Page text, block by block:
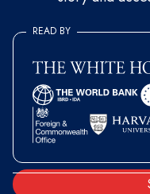
READ BY